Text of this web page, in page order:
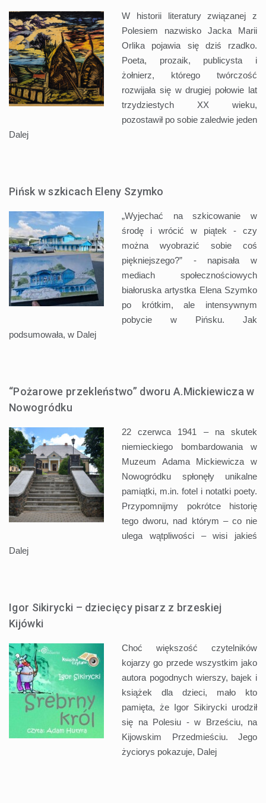
W historii literatury związanej z
Polesiem nazwisko Jacka Marii
Orlika pojawia się dziś rzadko.
Poeta, prozaik, publicysta i
żołnierz, którego twórczość
rozwijała się w drugiej połowie lat
trzydziestych XX wieku,
pozostawił po sobie zaledwie jeden
Dalej
Pińsk w szkicach Eleny Szymko
„Wyjechać na szkicowanie w
środę i wrócić w piątek - czy
można wyobrazić sobie coś
piękniejszego?” - napisała w
mediach społecznościowych
białoruska artystka Elena Szymko
po krótkim, ale intensywnym
pobycie w Pińsku. Jak
podsumowała, w Dalej
“Pożarowe przekleństwo” dworu A.Mickiewicza w
Nowogródku
22 czerwca 1941 – na skutek
niemieckiego bombardowania w
Muzeum Adama Mickiewicza w
Nowogródku spłonęły unikalne
pamiątki, m.in. fotel i notatki poety.
Przypomnijmy pokrótce historię
tego dworu, nad którym – co nie
ulega wątpliwości – wisi jakieś
Dalej
Igor Sikirycki – dziecięcy pisarz z brzeskiej
Kijówki
Choć większość czytelników
kojarzy go przede wszystkim jako
autora pogodnych wierszy, bajek i
książek dla dzieci, mało kto
pamięta, że Igor Sikirycki urodził
się na Polesiu - w Brześciu, na
Kijowskim Przedmieściu. Jego
życiorys pokazuje, Dalej